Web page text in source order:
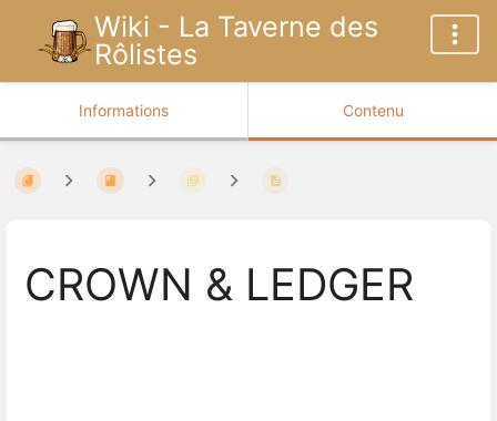
Wiki - La Taverne des
Rôlistes
Informations Contenu
CROWN & LEDGER